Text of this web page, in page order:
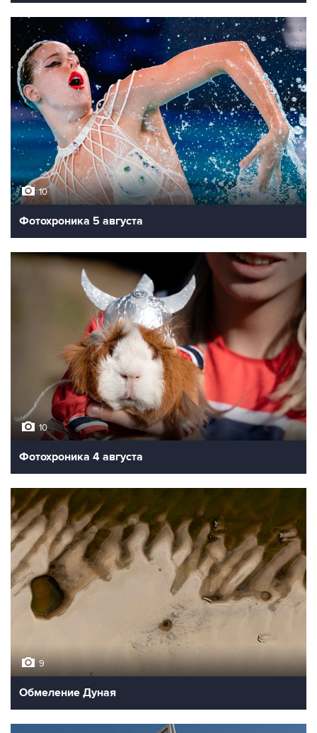
10
Фотохроника 5 августа
10
Фотохроника 4 августа
9
Обмеление Дуная